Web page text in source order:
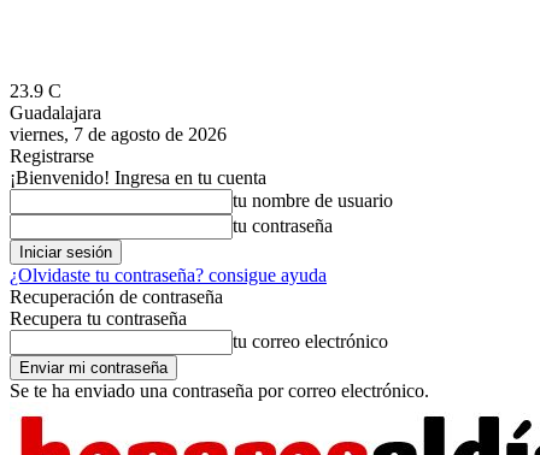
23.9 C
Guadalajara
viernes, 7 de agosto de 2026
Registrarse
¡Bienvenido! Ingresa en tu cuenta
tu nombre de usuario
tu contraseña
¿Olvidaste tu contraseña? consigue ayuda
Recuperación de contraseña
Recupera tu contraseña
tu correo electrónico
Se te ha enviado una contraseña por correo electrónico.